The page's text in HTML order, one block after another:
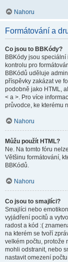
Nahoru
Formátování a
Co jsou to BBKódy?
BBKódy jsou
kontrolu pro
BBKódů uděluje
příspěvky zakázat ve
podobně jako HTML,
< a >. Pro více
průvodce, ke kterému
Nahoru
Můžu použít HTML?
Ne. Na tomto fóru
Většinu formátování,
BBKódů.
Nahoru
Co jsou to smajlíci?
Smajlíci nebo
vyjádření pocitů a
radost a kód :(
na kterém se tvoří
velkém počtu, protože
mohli odstranit, nebo
nastavit omezení